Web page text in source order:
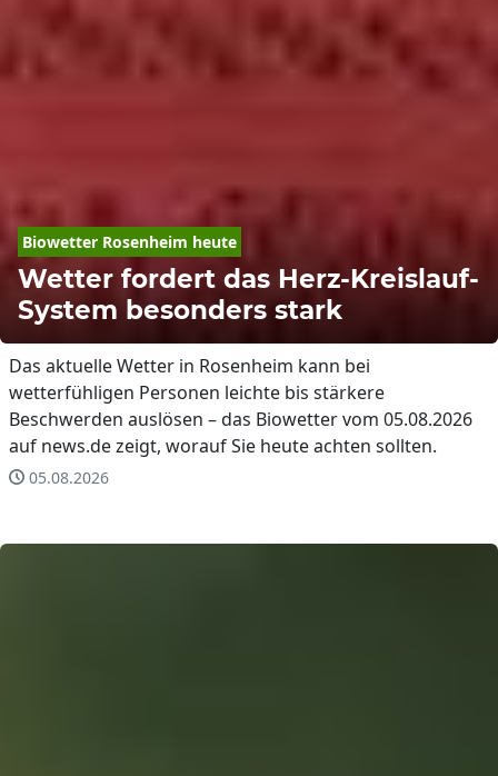
Biowetter Rosenheim heute
Wetter fordert das Herz-Kreislauf-
System besonders stark
Das aktuelle Wetter in Rosenheim kann bei
wetterfühligen Personen leichte bis stärkere
Beschwerden auslösen – das Biowetter vom 05.08.2026
auf news.de zeigt, worauf Sie heute achten sollten.
05.08.2026